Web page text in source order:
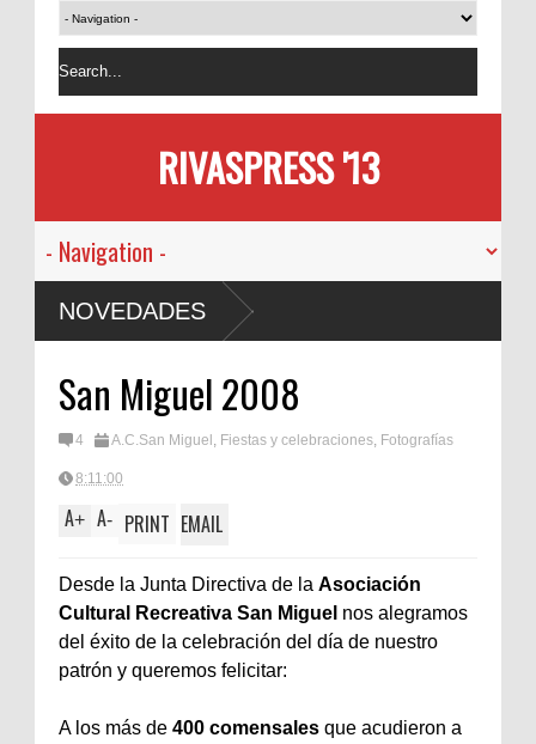
RIVASPRESS '13
NOVEDADES
San Miguel 2008
4 A.C.San Miguel , Fiestas y celebraciones, Fotografías
8:11:00
A+ A- PRINT EMAIL
Desde la Junta Directiva de la Asociación
Cultural Recreativa San Miguel nos alegramos
del éxito de la celebración del día de nuestro
patrón y queremos felicitar:
A los más de 400 comensales que acudieron a